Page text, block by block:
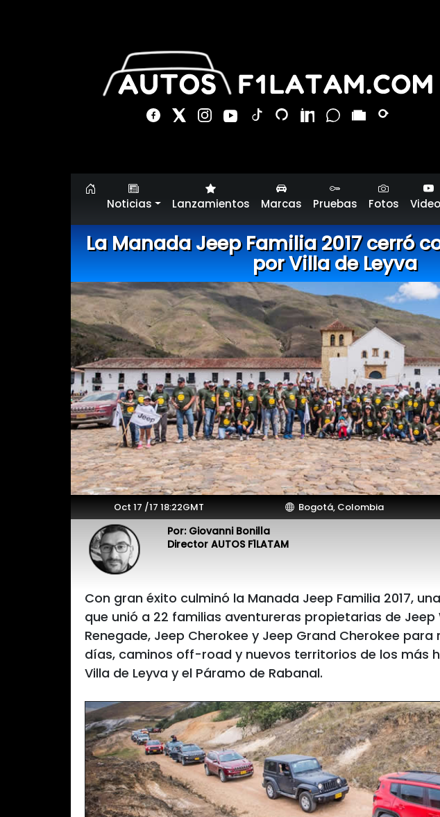
Noticias Lanzamientos Marcas Pruebas Fotos
La Manada Jeep Familia 2017 cerró
por Villa de Leyva
Oct 17 /17 18:22GMT Bogotá, Colombia
Por: Giovanni Bonilla
Director AUTOS F1LATAM
Con gran éxito culminó la Manada Jeep Familia 2017,
que unió a 22 familias aventureras propietarias de Jeep
Renegade, Jeep Cherokee y Jeep Grand Cherokee
días, caminos off-road y nuevos territorios de los más
Villa de Leyva y el Páramo de Rabanal.